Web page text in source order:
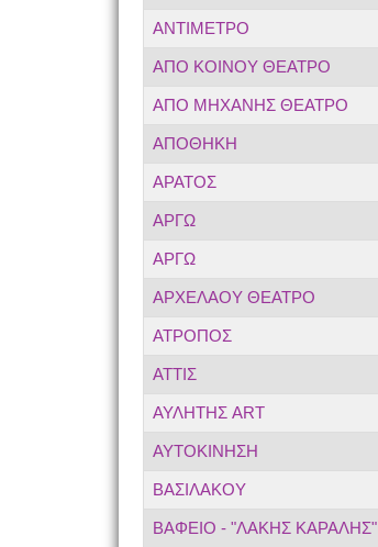
ΑΝΤΙΜΕΤΡΟ
ΑΠΟ ΚΟΙΝΟΥ ΘΕΑΤΡΟ
ΑΠΟ ΜΗΧΑΝΗΣ ΘΕΑΤΡΟ
ΑΠΟΘΗΚΗ
ΑΡΑΤΟΣ
ΑΡΓΩ
ΑΡΓΩ
ΑΡΧΕΛΑΟΥ ΘΕΑΤΡΟ
ΑΤΡΟΠΟΣ
ΑΤΤΙΣ
ΑΥΛΗΤΗΣ ART
ΑΥΤΟΚΙΝΗΣΗ
ΒΑΣΙΛΑΚΟΥ
ΒΑΦΕΙΟ - "ΛΑΚΗΣ ΚΑΡΑΛΗΣ"